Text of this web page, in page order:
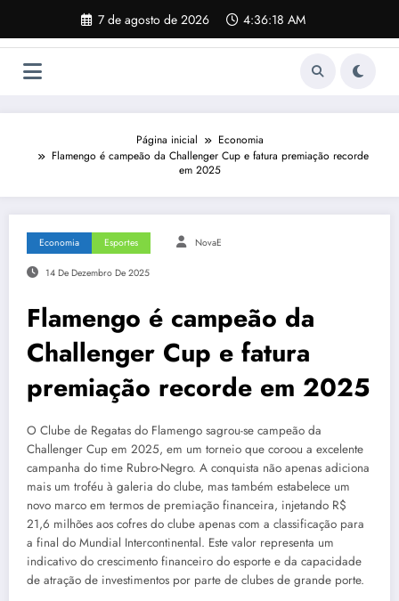
o
7 de agosto de 2026 4:36:19 AM
Página inicial
Economia
Flamengo é campeão da Challenger Cup e fatura premiação recorde
em 2025
Economia Esportes NovaE
14 De Dezembro De 2025
Flamengo é campeão da
Challenger Cup e fatura
premiação recorde em 2025
O Clube de Regatas do Flamengo sagrou-se campeão da
Challenger Cup em 2025, em um torneio que coroou a excelente
campanha do time Rubro-Negro. A conquista não apenas adiciona
mais um troféu à galeria do clube, mas também estabelece um
novo marco em termos de premiação financeira, injetando R$
21,6 milhões aos cofres do clube apenas com a classificação para
a final do Mundial Intercontinental. Este valor representa um
indicativo do crescimento financeiro do esporte e da capacidade
de atração de investimentos por parte de clubes de grande porte.